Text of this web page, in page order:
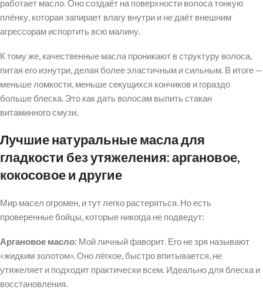
работает масло. Оно создаёт на поверхности волоса тонкую
плёнку, которая запирает влагу внутри и не даёт внешним
агрессорам испортить всю малину.
К тому же, качественные масла проникают в структуру волоса,
питая его изнутри, делая более эластичным и сильным. В итоге —
меньше ломкости, меньше секущихся кончиков и гораздо
больше блеска. Это как дать волосам выпить стакан
витаминного смузи.
Лучшие натуральные масла для
гладкости без утяжеления: аргановое,
кокосовое и другие
Мир масел огромен, и тут легко растеряться. Но есть
проверенные бойцы, которые никогда не подведут:
Аргановое масло: Мой личный фаворит. Его не зря называют
«жидким золотом». Оно лёгкое, быстро впитывается, не
утяжеляет и подходит практически всем. Идеально для блеска и
восстановления.